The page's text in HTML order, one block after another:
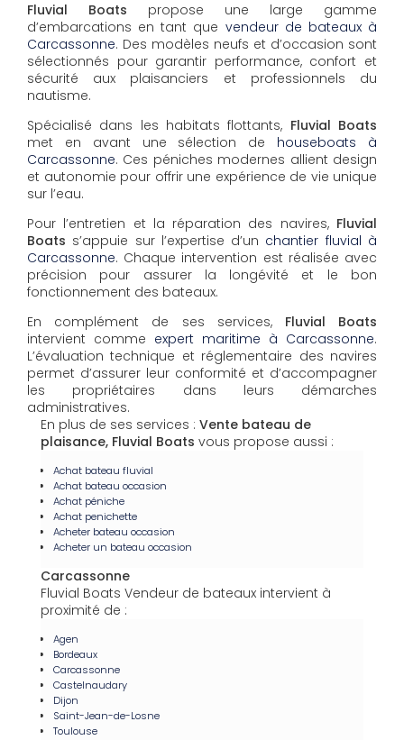
Fluvial Boats propose une large gamme
d’embarcations en tant que vendeur de bateaux à
Carcassonne. Des modèles neufs et d’occasion sont
sélectionnés pour garantir performance, confort et
sécurité aux plaisanciers et professionnels du
nautisme.
Spécialisé dans les habitats flottants, Fluvial Boats
met en avant une sélection de houseboats à
Carcassonne. Ces péniches modernes allient design
et autonomie pour offrir une expérience de vie unique
sur l’eau.
Pour l’entretien et la réparation des navires, Fluvial
Boats s’appuie sur l’expertise d’un chantier fluvial à
Carcassonne. Chaque intervention est réalisée avec
précision pour assurer la longévité et le bon
fonctionnement des bateaux.
En complément de ses services, Fluvial Boats
intervient comme expert maritime à Carcassonne.
L’évaluation technique et réglementaire des navires
permet d’assurer leur conformité et d’accompagner
les propriétaires dans leurs démarches
administratives.
En plus de ses services : Vente bateau de
plaisance, Fluvial Boats vous propose aussi :
Achat bateau fluvial
Achat bateau occasion
Achat péniche
Achat penichette
Acheter bateau occasion
Acheter un bateau occasion
Carcassonne
Fluvial Boats Vendeur de bateaux intervient à
proximité de :
Agen
Bordeaux
Carcassonne
Castelnaudary
Dijon
Saint-Jean-de-Losne
Toulouse